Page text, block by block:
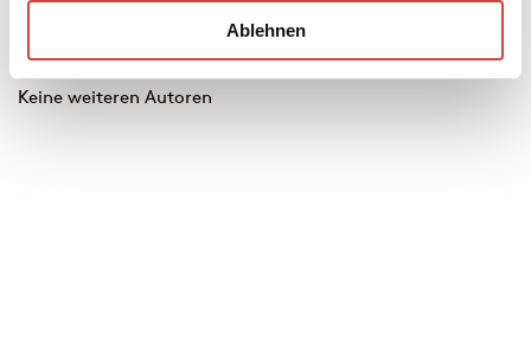
Ablehnen
Mario
Petuzzi
Keine weiteren Autoren